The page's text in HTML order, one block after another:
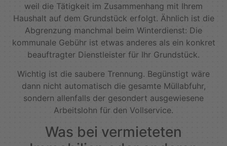
weil die Tätigkeit im Zusammenhang mit Ihrem
Haushalt auf dem Grundstück erfolgt. Ähnlich ist die
Abgrenzung manchmal beim Winterdienst: Die
kommunale Gebühr ist etwas anderes als ein konkret
beauftragter Dienstleister für Ihr Grundstück.
Wichtig ist die saubere Trennung. Begünstigt wäre
dann nicht automatisch die gesamte Müllabfuhr,
sondern allenfalls der gesondert ausgewiesene
Arbeitslohn für den Vollservice.
Was bei vermieteten